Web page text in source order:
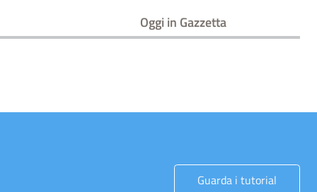
Oggi in Gazzetta
Guarda i tutorial